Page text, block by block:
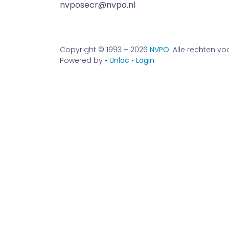
nvposecr@nvpo.nl
Copyright © 1993 – 2026 NVPO. Alle rechten
Powered by • Unloc • Login